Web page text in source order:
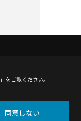
」をご覧ください。
同意しない